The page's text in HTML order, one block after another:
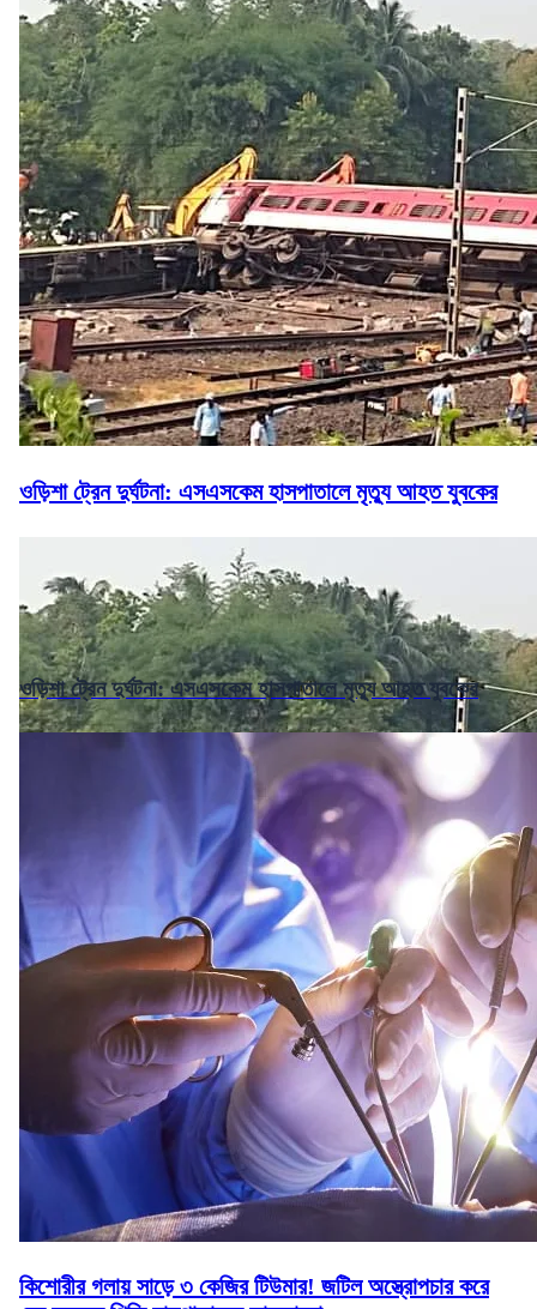
ওড়িশা ট্রেন দুর্ঘটনা: এসএসকেম হাসপাতালে মৃত্যু আহত যুবকের
ওড়িশা ট্রেন দুর্ঘটনা: এসএসকেম হাসপাতালে মৃত্যু আহত যুবকের
কিশোরীর গলায় সাড়ে ৩ কেজির টিউমার! জটিল অস্ত্রোপচার করে